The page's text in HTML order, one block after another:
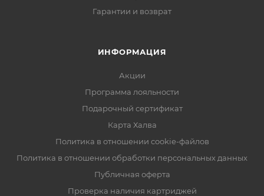
Гарантии и возврат
ИНФОРМАЦИЯ
Акции
Программа лояльности
Подарочный сертификат
Карта Халва
Политика в отношении cookie-файлов
Политика в отношении обработки персональных данных
Публичная оферта
Проверка наличия картриджей